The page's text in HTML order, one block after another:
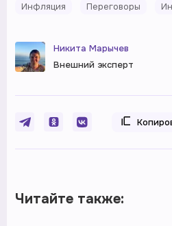
Инфляция
Переговоры
Никита Марычев
Внешний эксперт
Читайте также: